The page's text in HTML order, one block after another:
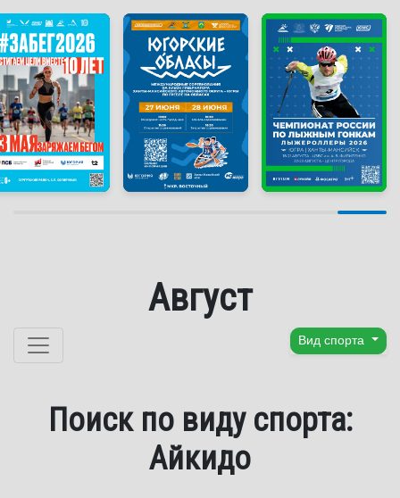
Август
Перейти к содержанию Вид спорта
Поиск по виду спорта:
Айкидо